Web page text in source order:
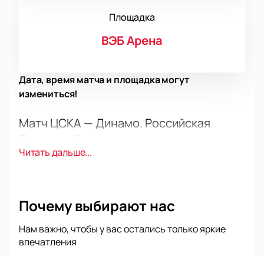
Площадка
ВЭБ Арена
Дата, время матча и площадка могут
измениться!
Матч ЦСКА — Динамо. Российская
Российская Премьер Лига готовит футбольный
Команды покажут яркий футбол.
Дата и место игры
Стадион «ВЭБ Арена». Москва, 3-я Песчаная улица,
Читать дальше...
Почему выбирают нас
Нам важно, чтобы у вас остались только яркие
впечатления